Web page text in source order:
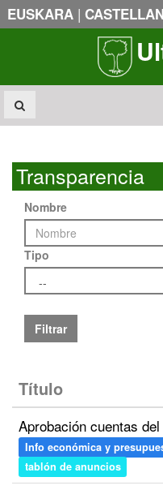
EUSKARA |
Transparencia
Nombre
Tipo
Filtrar
Título
Aprobación cuentas
Info económica y
tablón de anuncios